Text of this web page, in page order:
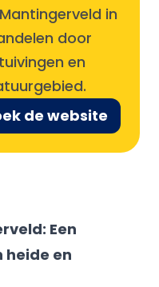
in
door
en
de website
Een
en